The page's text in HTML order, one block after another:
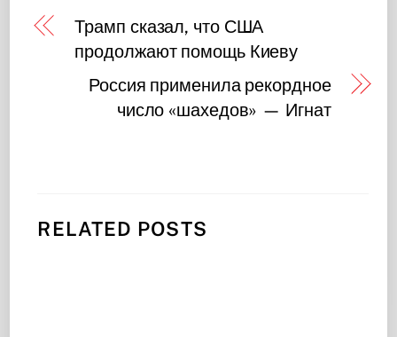
Трамп сказал, что США
продолжают помощь Киеву
Россия применила рекордное
число «шахедов» — Игнат
RELATED POSTS